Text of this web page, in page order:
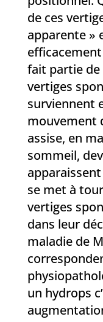
de ces
apparente »
fait partie de
vertiges
surviennent
mouvement
assise, en
sommeil,
se met à
vertiges
dans leur
maladie de
un hydrops